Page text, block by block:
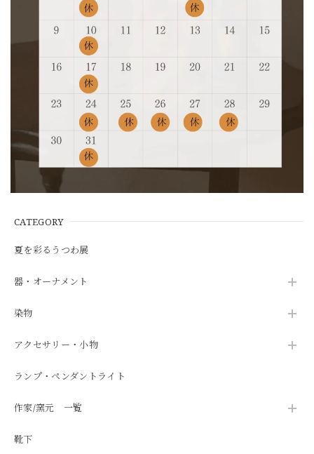
CATEGORY
夏を彩るうつわ展
器・オーナメント
染物
アクセサリー・小物
ランプ・ペンダントライト
作家/窯元 一覧
靴下